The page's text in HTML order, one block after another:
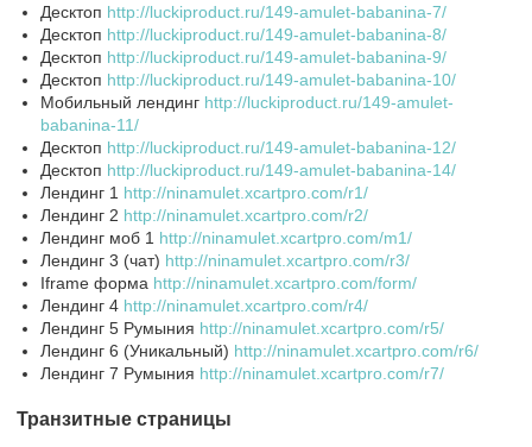
Десктоп http://luckiproduct.ru/149-amulet-babanina-7/
Десктоп http://luckiproduct.ru/149-amulet-babanina-8/
Десктоп http://luckiproduct.ru/149-amulet-babanina-9/
Десктоп http://luckiproduct.ru/149-amulet-babanina-10/
Мобильный лендинг http://luckiproduct.ru/149-amulet-
babanina-11/
Десктоп http://luckiproduct.ru/149-amulet-babanina-12/
Десктоп http://luckiproduct.ru/149-amulet-babanina-14/
Лендинг 1 http://ninamulet.xcartpro.com/r1/
Лендинг 2 http://ninamulet.xcartpro.com/r2/
Лендинг моб 1 http://ninamulet.xcartpro.com/m1/
Лендинг 3 (чат) http://ninamulet.xcartpro.com/r3/
Iframe форма http://ninamulet.xcartpro.com/form/
Лендинг 4 http://ninamulet.xcartpro.com/r4/
Лендинг 5 Румыния http://ninamulet.xcartpro.com/r5/
Лендинг 6 (Уникальный) http://ninamulet.xcartpro.com/r6/
Лендинг 7 Румыния http://ninamulet.xcartpro.com/r7/
Транзитные страницы